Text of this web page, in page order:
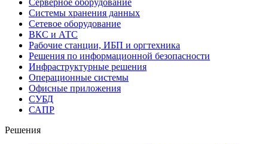
Системы хранения данных
Сетевое оборудование
ВКС и АТС
Рабочие станции, ИБП и оргтехника
Решения по информационной безопасности
Инфраструктурные решения
Операционные системы
Офисные приложения
СУБД
САПР
Решения